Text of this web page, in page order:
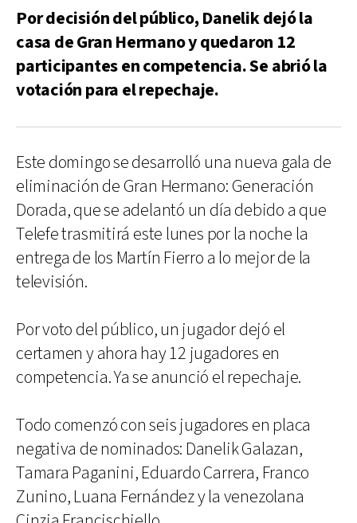
Por decisión del público, Danelik dejó la
casa de Gran Hermano y quedaron 12
participantes en competencia. Se abrió la
votación para el repechaje.
Este domingo se desarrolló una nueva gala de
eliminación de Gran Hermano: Generación
Dorada, que se adelantó un día debido a que
Telefe trasmitirá este lunes por la noche la
entrega de los Martín Fierro a lo mejor de la
televisión.
Por voto del público, un jugador dejó el
certamen y ahora hay 12 jugadores en
competencia. Ya se anunció el repechaje.
Todo comenzó con seis jugadores en placa
negativa de nominados: Danelik Galazan,
Tamara Paganini, Eduardo Carrera, Franco
Zunino, Luana Fernández y la venezolana